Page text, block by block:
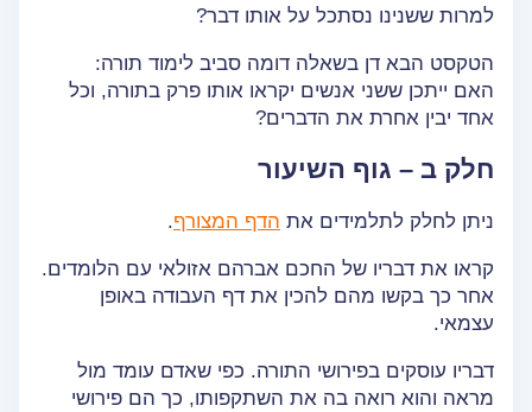
למרות ששנינו נסתכל על אותו דבר?
הטקסט הבא דן בשאלה דומה סביב לימוד תורה:
האם ייתכן ששני אנשים יקראו אותו פרק בתורה, וכל
אחד יבין אחרת את הדברים?
חלק ב – גוף השיעור
ניתן לחלק לתלמידים את הדף המצורף.
קראו את דבריו של החכם אברהם אזולאי עם הלומדים.
אחר כך בקשו מהם להכין את דף העבודה באופן
עצמאי.
דבריו עוסקים בפירושי התורה. כפי שאדם עומד מול
מראה והוא רואה בה את השתקפותו, כך הם פירושי